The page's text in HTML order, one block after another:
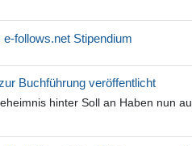
follows.net Stipendium
Buchführung veröffentlicht
hinter Soll an Haben nun